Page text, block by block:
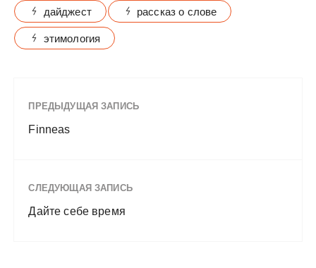
дайджест рассказ о слове
этимология
ПРЕДЫДУЩАЯ ЗАПИСЬ
Finneas
СЛЕДУЮЩАЯ ЗАПИСЬ
Дайте себе время